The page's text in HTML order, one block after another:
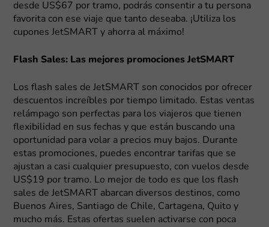
desde US$67 por tramo, podrás consentir a tu persona
favorita con ese viaje que tanto deseaba. ¡Utiliza los
cupones JetSMART y ahorra al máximo!
Flash Sales: Las mejores promociones JetSMART
Los flash sales de JetSMART son conocidos por ofrecer
descuentos increíbles por tiempo limitado. Estas ventas
relámpago son perfectas para los viajeros que tienen
flexibilidad en sus fechas y que están buscando una
oportunidad para volar a precios muy bajos. Durante
estas promociones, puedes encontrar tarifas que se
ajustan a casi cualquier presupuesto, con vuelos desde
US$19 por tramo. Lo mejor de todo es que los flash
sales de JetSMART abarcan diversos destinos, como
Buenos Aires, Santiago de Chile, Cartagena, Quito y
mucho más. Estas ofertas suelen activarse con poca